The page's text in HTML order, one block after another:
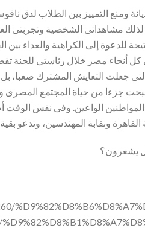
ومنع التمييز بين الطلاب لدق
مشاهداتى الشخصية وتجربتى
إلى الكراهية والعداء بين
أنحاء مصر خلال رئاستى للجنة
التى جعلت التعايش المشترك
جزءا من حياة المجتمع المصرى
الواعين. وفى نفس الوقت
ونقابة المهندسين، وتدعو